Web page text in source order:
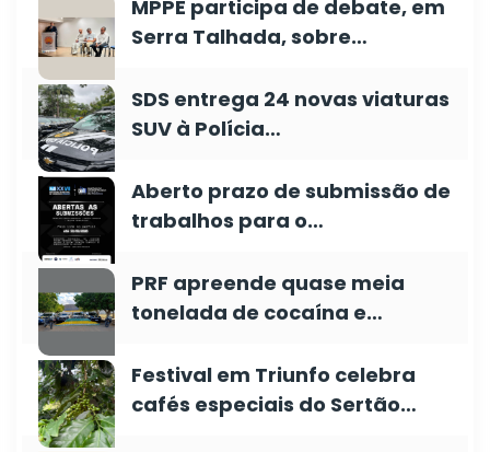
MPPE participa de debate, em
Serra Talhada, sobre…
SDS entrega 24 novas viaturas
SUV à Polícia…
Aberto prazo de submissão de
trabalhos para o…
PRF apreende quase meia
tonelada de cocaína e…
Festival em Triunfo celebra
cafés especiais do Sertão…